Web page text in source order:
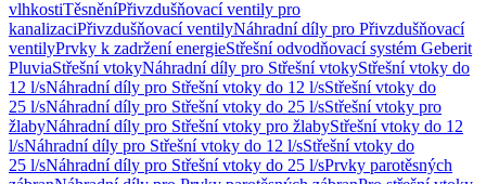
vlhkostiTěsněníPřivzdušňovací ventily pro
kanalizaciPřivzdušňovací ventilyNáhradní díly pro Přivzdušňovací
ventilyPrvky k zadržení energieStřešní odvodňovací systém Geberit
PluviaStřešní vtokyNáhradní díly pro Střešní vtokyStřešní vtoky do
12 l/sNáhradní díly pro Střešní vtoky do 12 l/sStřešní vtoky do
25 l/sNáhradní díly pro Střešní vtoky do 25 l/sStřešní vtoky pro
žlabyNáhradní díly pro Střešní vtoky pro žlabyStřešní vtoky do 12
l/sNáhradní díly pro Střešní vtoky do 12 l/sStřešní vtoky do
25 l/sNáhradní díly pro Střešní vtoky do 25 l/sPrvky parotěsných